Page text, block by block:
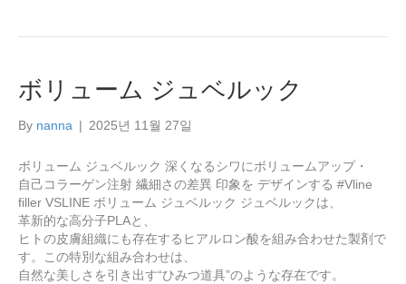
ボリューム ジュベルック
By nanna | 2025년 11월 27일
ボリューム ジュベルック 深くなるシワにボリュームアップ・
自己コラーゲン注射 繊細さの差異 印象を デザインする #Vline
filler VSLINE ボリューム ジュベルック ジュベルックは、
革新的な高分子PLAと、
ヒトの皮膚組織にも存在するヒアルロン酸を組み合わせた製剤で
す。この特別な組み合わせは、
自然な美しさを引き出す“ひみつ道具”のような存在です。